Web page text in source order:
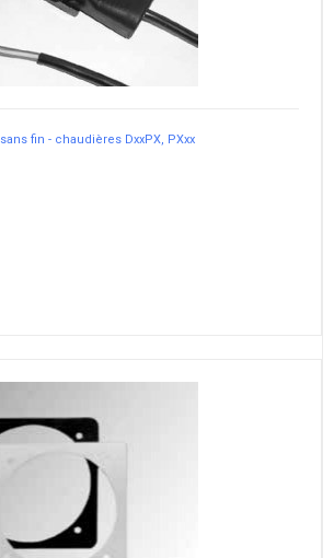
fin - chaudières DxxPX, PXxx